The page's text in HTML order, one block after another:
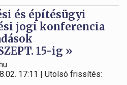
és építésügyi
jogi konferencia
15-ig »
17:11 | Utolsó frissítés: